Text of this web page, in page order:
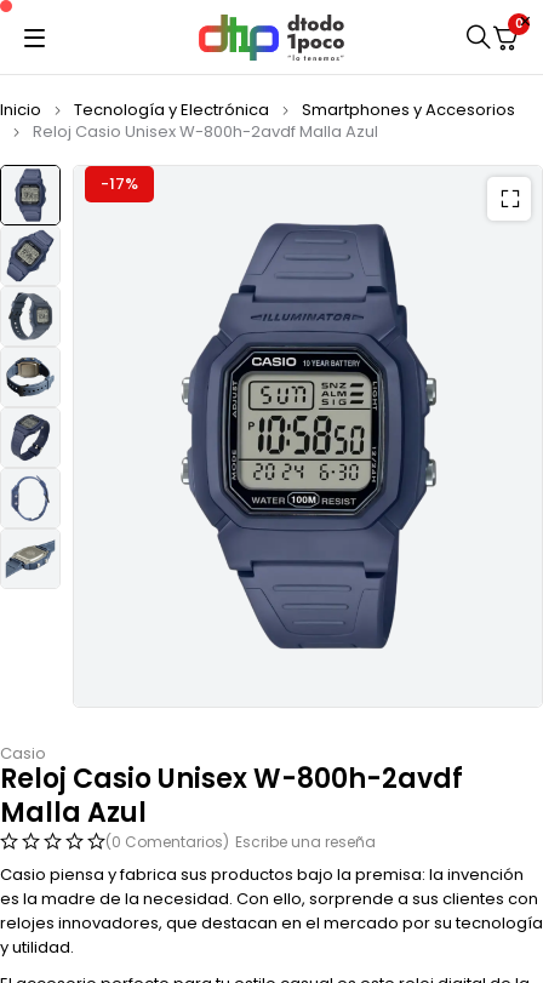
0
Inicio Tecnología y Electrónica
Smartphones y Accesorios
Reloj Casio Unisex W-800h-2avdf Malla Azul
-17%
Casio
Reloj Casio Unisex W-800h-2avdf
Malla Azul
(0 Comentarios) Escribe una reseña
Casio piensa y fabrica sus productos bajo la premisa: la invención
es la madre de la necesidad. Con ello, sorprende a sus clientes con
relojes innovadores, que destacan en el mercado por su tecnología
y utilidad.